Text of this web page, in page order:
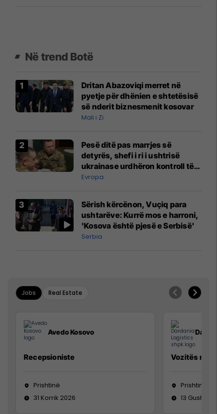
Në trend Botë
Dritan Abazoviqi merret në
pyetje për dhënien e shtetësisë
së nderit biznesmenit kosovar
Mali i Zi
Pesë ditë pas marrjes së
detyrës, shefi i ri i ushtrisë
ukrainase urdhëron kontroll të
madh
Evropa
Sërish kërcënon, Vuçiq para
ushtarëve: Kurrë mos e harroni,
'Kosova është pjesë e Serbisë'
Serbia
Jobs Real Estate
Avedo Kosovo
Recepsioniste
Prishtinë
31 Korrik 2026
Vozitës me
Prishtinë
13 Gusht